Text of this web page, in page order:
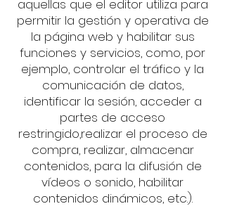
aquellas que el editor utiliza para
permitir la gestión y operativa de
la página web y habilitar sus
funciones y servicios, como, por
ejemplo, controlar el tráfico y la
comunicación de datos,
identificar la sesión, acceder a
partes de acceso
restringido,realizar el proceso de
compra, realizar, almacenar
contenidos, para la difusión de
vídeos o sonido, habilitar
contenidos dinámicos, etc.).